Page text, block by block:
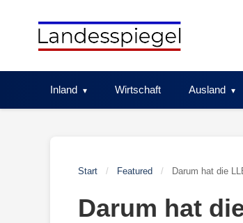
Inland Wirtschaft Ausland
Start / Featured / Darum hat die
Darum hat